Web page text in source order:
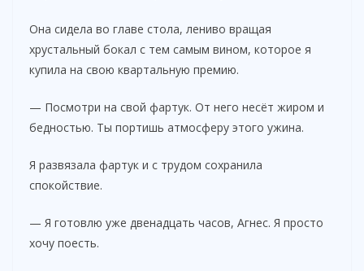
Она сидела во главе стола, лениво вращая
хрустальный бокал с тем самым вином, которое я
купила на свою квартальную премию.
— Посмотри на свой фартук. От него несёт жиром и
бедностью. Ты портишь атмосферу этого ужина.
Я развязала фартук и с трудом сохранила
спокойствие.
— Я готовлю уже двенадцать часов, Агнес. Я просто
хочу поесть.